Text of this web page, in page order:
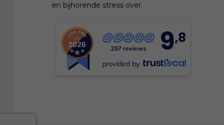
en bijhorende stress over.
297 reviews 9,8
provided by